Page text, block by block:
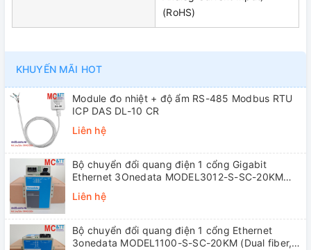
(RoHS)
KHUYẾN MÃI HOT
Module đo nhiệt + độ ẩm RS-485 Modbus RTU
ICP DAS DL-10 CR
Liên hệ
Bộ chuyển đổi quang điện 1 cổng Gigabit
Ethernet 3Onedata MODEL3012-S-SC-20KM
Liên hệ
Bộ chuyển đổi quang điện 1 cổng Ethernet
3onedata MODEL1100-S-SC-20KM (Dual fiber,